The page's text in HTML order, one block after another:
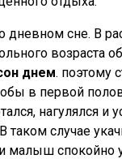
дневном сне. В
возраста
днем. поэтому
в первой
нагулялся и
таком случае
малыш спокойно